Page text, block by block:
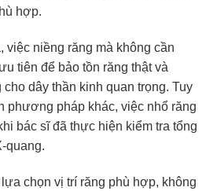
hợp.
việc niềng răng mà không cần
tiên để bảo tồn răng thật và
dây thần kinh quan trọng. Tuy
phương pháp khác, việc nhổ răng
bác sĩ đã thực hiện kiểm tra tổng
quang.
chọn vị trí răng phù hợp, không